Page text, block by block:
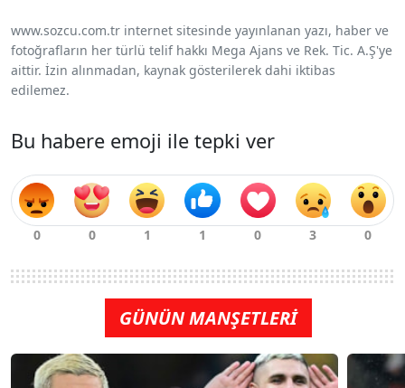
www.sozcu.com.tr internet sitesinde yayınlanan yazı, haber ve
fotoğrafların her türlü telif hakkı Mega Ajans ve Rek. Tic. A.Ş'ye
aittir. İzin alınmadan, kaynak gösterilerek dahi iktibas
edilemez.
Bu habere emoji ile tepki ver
GÜNÜN MANŞETLERİ